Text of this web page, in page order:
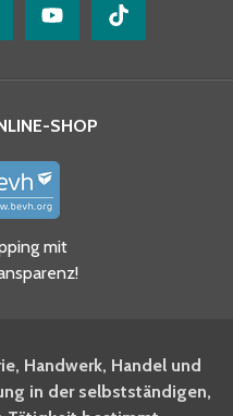
gelesen
diese.
Fachwissen
anmelden.
SHOP
mit
Handwerk, Handel und
in der selbstständigen,